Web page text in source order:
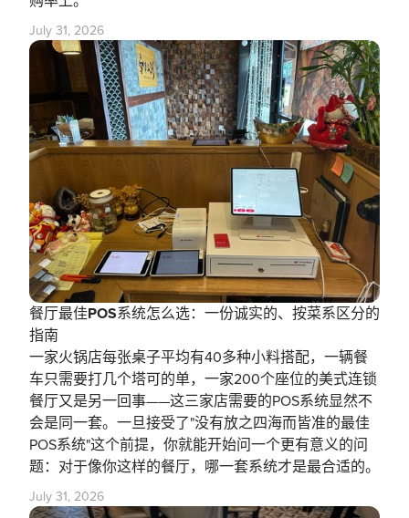
July 31, 2026
餐厅最佳POS系统怎么选：一份诚实的、按菜系区分的
指南
一家火锅店每张桌子平均有40多种小料搭配，一辆餐
车只需要打几个塔可的单，一家200个座位的美式连锁
餐厅又是另一回事——这三家店需要的POS系统显然不
会是同一套。一旦接受了"没有放之四海而皆准的最佳
POS系统"这个前提，你就能开始问一个更有意义的问
题：对于像你这样的餐厅，哪一套系统才是最合适的。
July 31, 2026